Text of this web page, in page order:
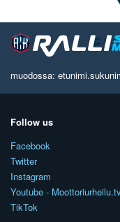
muodossa:
Follow us
Facebook
Twitter
Instagram
Youtube -
TikTok